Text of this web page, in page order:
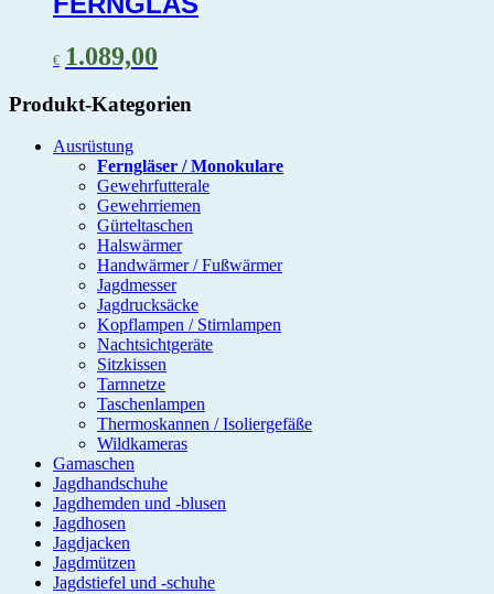
€ 1.089,00
Produkt-Kategorien
Ausrüstung
Ferngläser / Monokulare
Gewehrfutterale
Gewehrriemen
Gürteltaschen
Halswärmer
Handwärmer / Fußwärmer
Jagdmesser
Jagdrucksäcke
Kopflampen / Stirnlampen
Nachtsichtgeräte
Sitzkissen
Tarnnetze
Taschenlampen
Thermoskannen / Isoliergefäße
Wildkameras
Gamaschen
Jagdhandschuhe
Jagdhemden und -blusen
Jagdhosen
Jagdjacken
Jagdmützen
Jagdstiefel und -schuhe